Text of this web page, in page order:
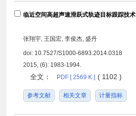
临近空间高超声速滑跃式轨迹目标跟踪技术
张翔宇, 王国宏, 李俊杰, 盛丹
doi: 10.7527/S1000-6893.2014.0318
2015, (6): 1983-1994.
全文： PDF [ 2569 K ] ( 1102 )
参考文献 相关文章 计量指标